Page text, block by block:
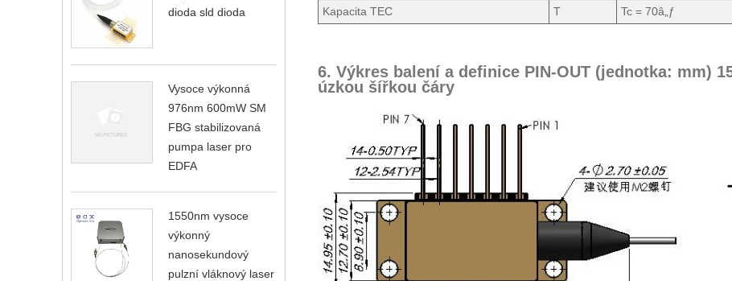
dioda sld dioda
Vysoce výkonná
976nm 600mW SM
FBG stabilizovaná
pumpa laser pro
EDFA
1550nm vysoce
výkonný
nanosekundový
pulzní vláknový laser
Kapacita TEC
T Tc = 70â„ƒ
6. Výkres balení a definice PIN-OUT (jednotka: mm)
úzkou šířkou čáry